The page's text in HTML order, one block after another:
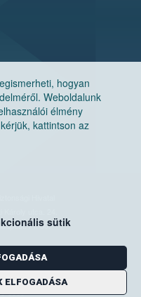
hogyan
Weboldalunk
élmény
kattintson az
sütik
ELFOGADÁSA
Hivatal
Pf. 30.
244
9000